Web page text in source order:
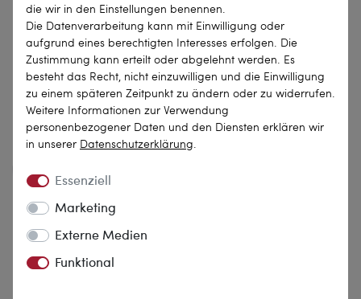
die wir in den Einstellungen benennen.
Die Datenverarbeitung kann mit Einwilligung oder
aufgrund eines berechtigten Interesses erfolgen. Die
Zustimmung kann erteilt oder abgelehnt werden. Es
besteht das Recht, nicht einzuwilligen und die Einwilligung
zu einem späteren Zeitpunkt zu ändern oder zu widerrufen.
Weitere Informationen zur Verwendung
personenbezogener Daten und den Diensten erklären wir
in unserer Daten­schutz­erklärung.
Essenziell
Marketing
Externe Medien
Funktional